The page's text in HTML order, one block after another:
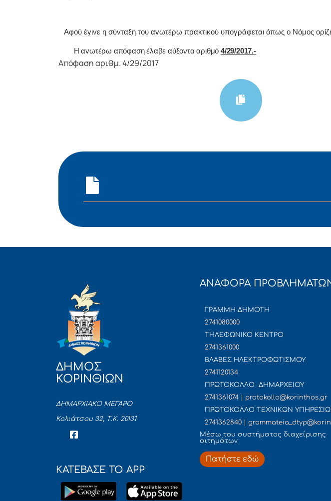
Αφoύ έγιvε η σύvταξη τoυ αvωτέρω πρακτικoύ υπoγράφεται όπως o Νόμoς
Η αvωτέρω απόφαση έλαβε αύξοντα αριθμό 4/29/2017.-
Απόφαση αριθμ. 4/29/2017
ΔΗΜΟΣ
ΚΟΡΙΝΘΙΩΝ
ΔΗΜΑΡΧΙΑΚΟ ΜΕΓΑΡΟ
Κολιάτσου 32, Τ.Κ. 20131
ΚΑΤΕΒΑΣΕ ΤΟ APP
ΑΝΑΦΟΡΑ
ΓΡΑΜΜΗ ΔΗΜΟΤΗ
2741080000
ΤΗΛΕΦΩΝΙΚΟ ΚΕΝΤΡΟ
2741361000
ΒΛΑΒΕΣ ΗΛΕΚΤΡΟΦΩΤΙΣΜΟΥ
2741120134
ΠΡΩΤΟΚΟΛΛΟ ΔΗΜΑΡΧΕΙΟΥ
2741361074 | protokollo@korinthos.gr
ΠΡΩΤΟΚΟΛΛΟ ΤΕΧΝΙΚΩΝ
2741362840 |
Mέσω του συστήματος διαχείρισης
αιτημάτων
Πατήστε εδώ